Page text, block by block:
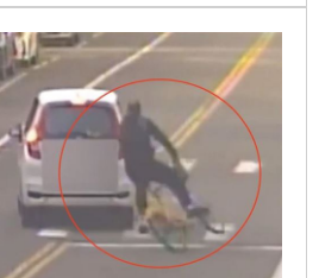
北海道湯咖哩推出軟殼蟹料理，
香。（賴俊佑）